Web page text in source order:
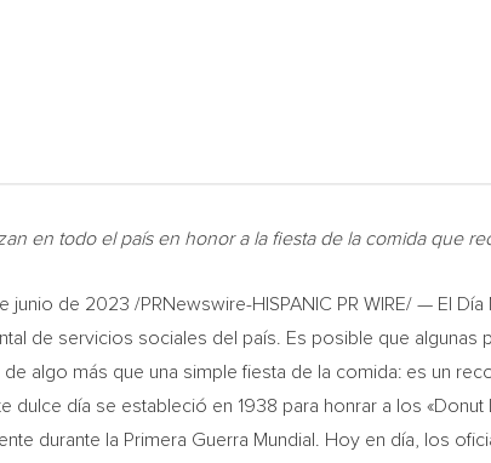
en todo el país en honor a la fiesta de la comida que
junio de 2023 /PRNewswire-HISPANIC PR WIRE/ — El
de servicios sociales del país. Es posible que
de algo más que una simple fiesta de la comida: es un
dulce día se estableció en 1938 para honrar a los
durante la Primera Guerra Mundial. Hoy en día, los